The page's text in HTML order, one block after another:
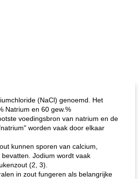
(NaCl) genoemd. Het
Natrium en 60 gew.%
voedingsbron van natrium en de
worden vaak door elkaar
kunnen sporen van calcium,
Jodium wordt vaak
(2, 3).
in zout fungeren als belangrijke